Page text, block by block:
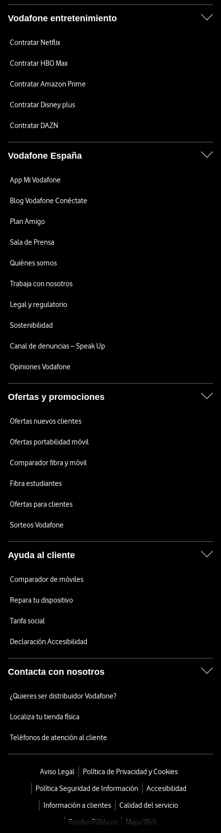
Vodafone entretenimiento
Contratar Netflix
Contratar HBO Max
Contratar Amazon Prime
Contratar Disney plus
Contratar DAZN
Vodafone España
App Mi Vodafone
Blog Vodafone Conéctate
Plan Amigo
Sala de Prensa
Quiénes somos
Trabaja con nosotros
Legal y regulatorio
Sostenibilidad
Canal de denuncias – Speak Up
Opiniones Vodafone
Ofertas y promociones
Ofertas nuevos clientes
Ofertas portabilidad móvil
Comparador fibra y móvil
Fibra estudiantes
Ofertas para clientes
Sorteos Vodafone
Ayuda al cliente
Comparador de móviles
Repara tu dispositivo
Tarifa social
Declaración Accesibilidad
Contacta con nosotros
¿Quieres ser distribuidor Vodafone?
Localiza tu tienda física
Teléfonos de atención al cliente
Aviso Legal
Política de Privacidad y Cookies
Política Seguridad de Información
Accesibilidad
Información a clientes
Calidad del servicio
Fondos Públicos
Mapa Web